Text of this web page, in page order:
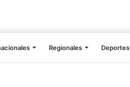
Regionales Deportes